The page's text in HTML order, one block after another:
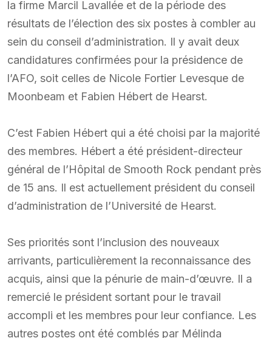
la firme Marcil Lavallée et de la période des
résultats de l’élection des six postes à combler au
sein du conseil d’administration. Il y avait deux
candidatures confirmées pour la présidence de
l’AFO, soit celles de Nicole Fortier Levesque de
Moonbeam et Fabien Hébert de Hearst.
C’est Fabien Hébert qui a été choisi par la majorité
des membres. Hébert a été président-directeur
général de l’Hôpital de Smooth Rock pendant près
de 15 ans. Il est actuellement président du conseil
d’administration de l’Université de Hearst.
Ses priorités sont l’inclusion des nouveaux
arrivants, particulièrement la reconnaissance des
acquis, ainsi que la pénurie de main-d’œuvre. Il a
remercié le président sortant pour le travail
accompli et les membres pour leur confiance. Les
autres postes ont été comblés par Mélinda